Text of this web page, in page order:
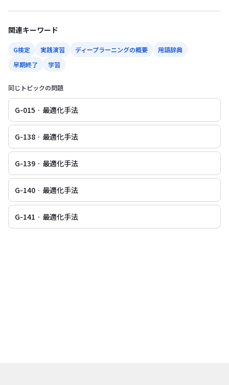
関連キーワード
G検定 実践演習 ディープラーニングの概要
用語辞典
早期終了
学習
同じトピックの問題
G-015 · 最適化手法
G-138 · 最適化手法
G-139 · 最適化手法
G-140 · 最適化手法
G-141 · 最適化手法